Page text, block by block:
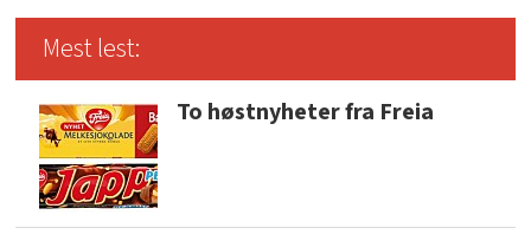
Mest lest:
To høstnyheter fra Freia